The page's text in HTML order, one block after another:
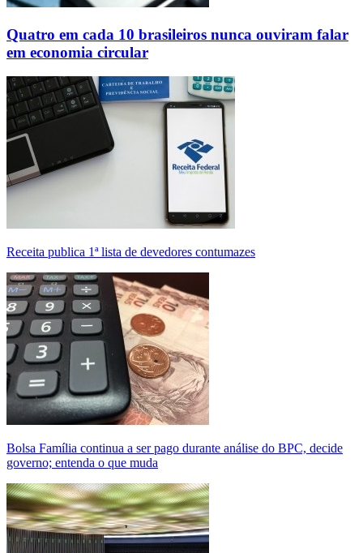
Quatro em cada 10 brasileiros nunca ouviram falar
em economia circular
Receita publica 1ª lista de devedores contumazes
Bolsa Família continua a ser pago durante análise do BPC, decide
governo; entenda o que muda